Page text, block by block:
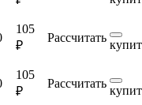
105
₽
Рассчитать
105
₽
Рассчитать